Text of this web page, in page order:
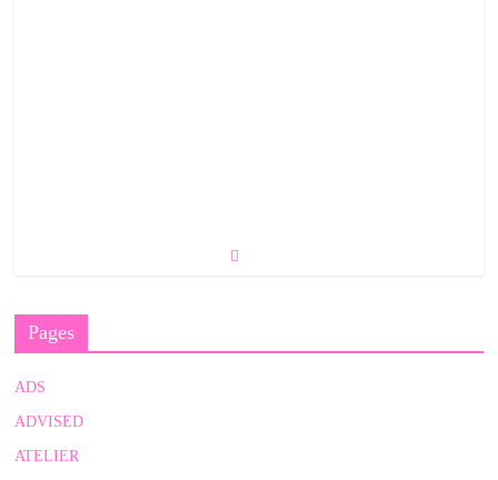
Pages
ADS
ADVISED
ATELIER